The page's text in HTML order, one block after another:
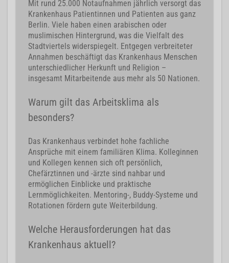
Mit rund 25.000 Notaufnahmen jährlich versorgt das
Krankenhaus Patientinnen und Patienten aus ganz
Berlin. Viele haben einen arabischen oder
muslimischen Hintergrund, was die Vielfalt des
Stadtviertels widerspiegelt. Entgegen verbreiteter
Annahmen beschäftigt das Krankenhaus Menschen
unterschiedlicher Herkunft und Religion –
insgesamt Mitarbeitende aus mehr als 50 Nationen.
Warum gilt das Arbeitsklima als
besonders?
Das Krankenhaus verbindet hohe fachliche
Ansprüche mit einem familiären Klima. Kolleginnen
und Kollegen kennen sich oft persönlich,
Chefärztinnen und -ärzte sind nahbar und
ermöglichen Einblicke und praktische
Lernmöglichkeiten. Mentoring-, Buddy-Systeme und
Rotationen fördern gute Weiterbildung.
Welche Herausforderungen hat das
Krankenhaus aktuell?